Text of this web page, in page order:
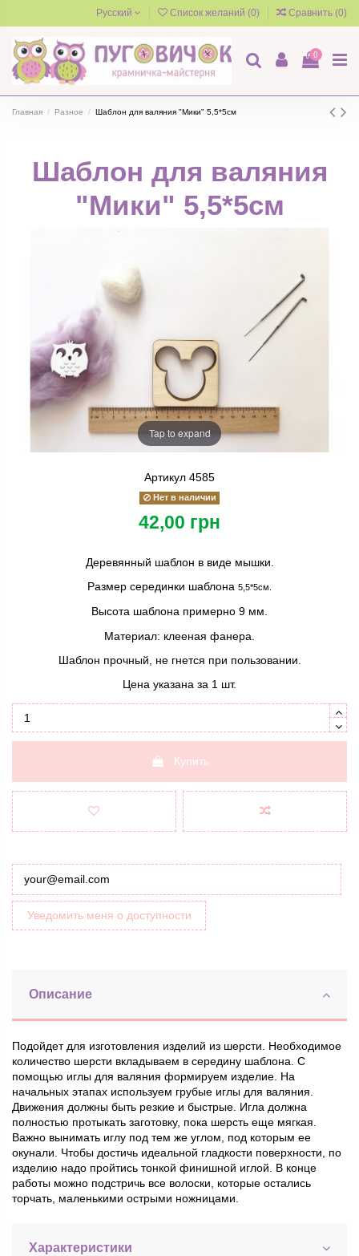
Русский Список желаний (0) Сравнить (0)
0
Главная Разное Шаблон для валяния "Мики" 5,5*5см
Шаблон для валяния
"Мики" 5,5*5см
Tap to expand
Артикул 4585
Нет в наличии
42,00 грн
Деревянный шаблон в виде мышки.
Размер серединки шаблона 5,5*5см.
Высота шаблона примерно 9 мм.
Материал: клееная фанера.
Шаблон прочный, не гнется при пользовании.
Цена указана за 1 шт.
Купить
Уведомить меня о доступности
Описание
Подойдет для изготовления изделий из шерсти. Необходимое
количество шерсти вкладываем в середину шаблона. С
помощью иглы для валяния формируем изделие. На
начальных этапах используем грубые иглы для валяния.
Движения должны быть резкие и быстрые. Игла должна
полностью протыкать заготовку, пока шерсть еще мягкая.
Важно вынимать иглу под тем же углом, под которым ее
окунали. Чтобы достичь идеальной гладкости поверхности, по
изделию надо пройтись тонкой финишной иглой. В конце
работы можно подстричь все волоски, которые остались
торчать, маленькими острыми ножницами.
Характеристики